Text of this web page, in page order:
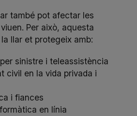
també pot afectar les
Per això, aquesta
llar et protegeix amb:
sinistre i teleassistència
civil en la vida privada i
i fiances
en línia